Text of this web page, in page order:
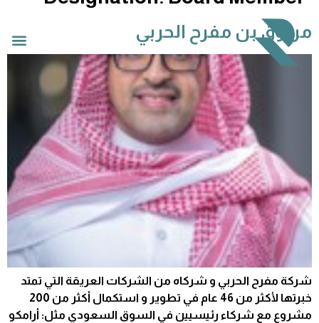
مرزوق بن مفرح الحربي
شركة مفرح الحربي و شركاه من الشركات العريقة التي تمتد
خبرتها لأكثر من 46 عام في تطوير و استكمال أكثر من 200
مشروع مع شركاء رئيسيين في السوق السعودي مثل: أرامكو